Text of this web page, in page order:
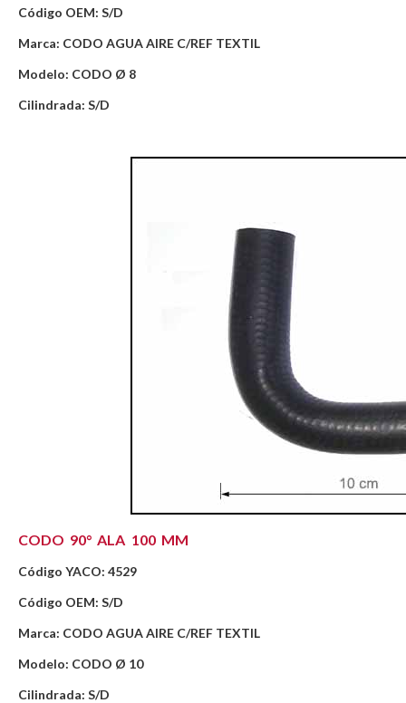
Código OEM: S/D
Marca: CODO AGUA AIRE C/REF TEXTIL
Modelo: CODO Ø 8
Cilindrada: S/D
CODO 90° ALA 100 MM
Código YACO: 4529
Código OEM: S/D
Marca: CODO AGUA AIRE C/REF TEXTIL
Modelo: CODO Ø 10
Cilindrada: S/D